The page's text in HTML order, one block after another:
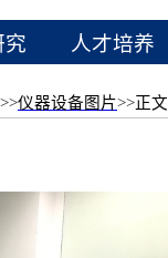
究 人才培养
>>仪器设备图片>>正文